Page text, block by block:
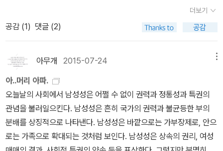
다. 이혼이나 인공 임신 중절(낙태)을 경험한 여성 예술가가 있었
고, 예술에 향한 열정이 가득한 그녀들은 결혼하지 않고 혼자 살았다.
은 아니다. 국적, 계급, 정치적 견해, 섹슈얼리티의 차이에 의해 대립
하는 양상이 전개되기도 했지만, 그렇다고 해서 자신과 다른 사람의
삶에 일절 간섭하지는 않았다. 프랑스에 정착한 미국 출신의 작가 거
트루드 스타인의 말을 빌리자면 파리 좌안은 “내 삶을 내 것으로 만들
수 있는” 곳이었다. 파리 좌안의 여자들은 남들의 시선에 개의치 않고
자신의 삶을 오로지 자신의 것으로 만들면서 살아왔다. 예술에 향한
열정으로 똘똘 뭉친 파리 좌안 여자들의 우정은 파리를 예술의 도시
아니라 사회에서 배제하는 효과를 낳는 혐오표현입니다. 쉴라 제프리
스는 트랜스섹슈얼리즘을 ‘인권 침해’로 규정하면 의료적 트랜지션
즉, 성전환 수술 · 호르몬요법 등을 불법화하는 데 이끌어 낼 수 있다
고 주장합니다. 저는 그녀의 주장에 반대합니다. 왜냐하면 우리나라
파악조차 하지 못했기 때문입니다. 또 국내 의학 전문가들은 트랜스
젠더들이 제대로 의료서비스를 받았는지 관심을 주지 않았어요. 의학
교육 과정에서 의료적 트랜지션에 필요한 지식 및 기술에 대한 수련
이 전혀 이루어지지 않고 있고요. 의료적 트랜지션을 규제하면 부작
용이 생길 우려가 있습니다. 트랜스젠더의 건강을 악화시키는 불법
미니스트는 가능할 것인가, 그리고 무엇을 해야 할 것인가. 아, 저거
내 건데. 할 게 저거 말고는 없는데. 까비. 의외로 선생님께서는 남성
페미니스트가 충분히 가능하다고 대답하셨다. 중요한 것은 경청의 자
한데, 이제 난 뭘 물어보지? 머리를 싸맨 끝에 나온 syo의 질문은 쓸
데없이 구구절절했으나 요약하자면 뭐 이딴 것이었다.'유모와 박모는
운동에 얼마나 큰 똥을 싼 건가요. 제 친구놈이『82년생 김지영』을 권
해 온 여자친구와 대판하고 돌아와서 툴툴 거리는 이야기를 들어보
니, 이건 뭐 전형적이고 고전적이며 상투적인 남자들의 반응에서 1도
벗어나지 않았는데, 아무리 말을 해도 이건 내 가치관이니까 건드리
결정한다고 생각지 않는다. 그럼에도 불구하고 통상적으로 말의 유래
를 중요시하는 페미니스트들의 입장에서 이 용어에 집작하는 이유의
‘참정권’ 획득의 희열 때문으로 생각한다. 큰 성공은 더 큰 성공을 이
루는데 가장 방해가 되는 요소다.
M 트랜스젠더이거나 그에 근접한 사람이다. 따라서 이 글은 자신의
지식과 경험이 녹아있는 글이며, 자신의 입장을 대변한 것이고 그리
위치가 제 3의 성을 가진 사람과 공유되기 때문이다. 그래서 (아직 읽
지 않은) <여성 혐오가 어쨌다구?>라는 페미니즘의 책에 루인이라
는 사람의 글은 자연스럽다. 비유해서 설명하면 정의당이 새누리당과
대립하면서 새천년민주당과 연대하는 것이다. 그런데, 이 제 3의 성
의 집단은 단일 정체성으로 보기 어렵다. 양성구유(남녀추니)를 포함
해서 트랜스젠더만 하더라도 MTF, FTM으로 나뉜다. MTF는 페미
니즘과 공감대를 형성하겠지만 FTM은 남성성을 지향한다는 점에서
압에는 강간, 살인이 포함된다.)하는 남성이나 가부장제적 사회문화
를 비판한다. 내가 읽은 책에서는 ‘페미니즘’ 용어가 ‘양성 평등’, ‘성평
등’, ‘반-가부장제’ 등의 의미를 오고 가는데, 역시 ‘남성’이란 용어도
생물학적인 개체 남성과 ‘가부장제’의 의미를 명확하게 구분하지 않
남성성에 관한 토론에 한계가 있다고 언급했다. 이 책의 주장은 ; 남
성 또는 가부장제 사회문화가 여성의 남성성을 억압했다는 것이다.
(결론 부분을 읽으면 다른 판단이 가능할지 모르겠지만, 서론의 내용
으로는) 여성이 남성성을 적극적으로 유지하거나 받아들여하는 하는
것으로 판단된다. 한국의 주류 페미니즘은 여성 대통령이나 새누리
더보기
공감 (1) 댓글 (2)
아무개 2015-07-24
아..머리 아파.
오늘날의 사회에서 남성성은 어쩔 수 없이 권력과 정통성과 특권의
관념을 불러일으킨다. 남성성은 흔히 국가의 권력과 불균등한 부의
분배를 상징적으로 나타낸다. 남성성은 바깥으로는 가부장제로, 안으
로는 가족으로 확대되는 것처럼 보인다. 남성성은 상속의 권리, 여성